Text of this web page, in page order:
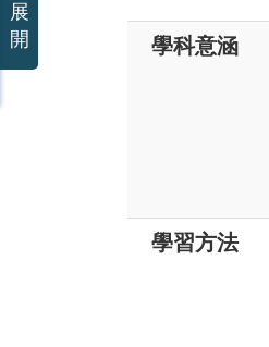
學科意涵
學習方法
展
開